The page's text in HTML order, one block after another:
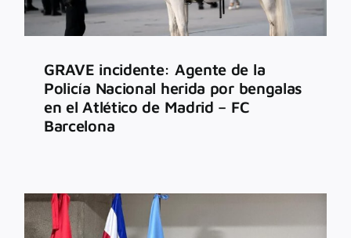
GRAVE incidente: Agente de la
Policía Nacional herida por bengalas
en el Atlético de Madrid – FC
Barcelona